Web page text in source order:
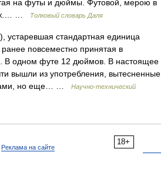
на футы и дюймы. Футовой, мерою в
…
Толковый словарь Даля
устаревшая стандартная единица
повсеместно принятая в
В одном футе 12 дюймов. В настоящее
вышли из употребления, вытесненные
но еще… …
Научно-технический
18+
Реклама на сайте